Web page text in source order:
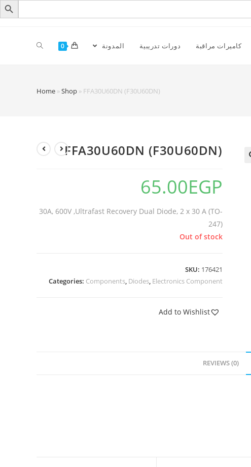
كاميرات مراقبة دورات تدريبية المدونة 0
Home »Shop » FFA30U60DN (F30U60DN)
FFA30U60DN (F30U60DN)
65.00EGP
30A, 600V ,Ultrafast Recovery Dual Diode, 2 x 30 A (TO-
247)
Out of stock
SKU: 176421
Categories: Components, Diodes, Electronics Component
Add to Wishlist
REVIEWS (0)